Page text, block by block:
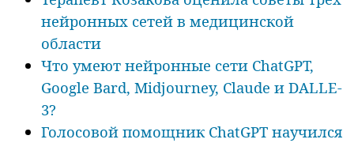
нейронных сетей в медицинской
области
Что умеют нейронные сети ChatGPT,
Google Bard, Midjourney, Claude и DALLE-
3?
Голосовой помощник ChatGPT научился